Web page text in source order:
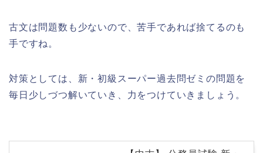
古文は問題数も少ないので、苦手であれば捨てるのも
手ですね。
対策としては、新・初級スーパー過去問ゼミの問題を
毎日少しづつ解いていき、力をつけていきましょう。